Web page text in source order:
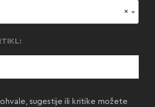
×
sugestije ili kritike možete